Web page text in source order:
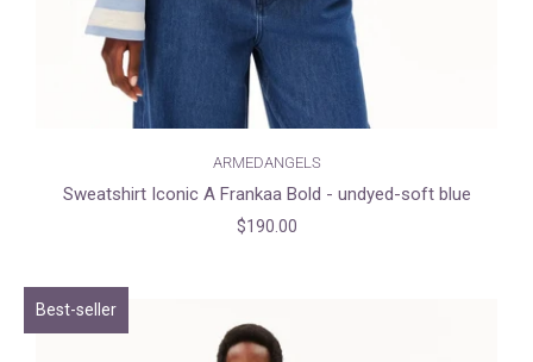
ARMEDANGELS
Sweatshirt Iconic A Frankaa Bold - undyed-soft blue
$190.00
Best-seller